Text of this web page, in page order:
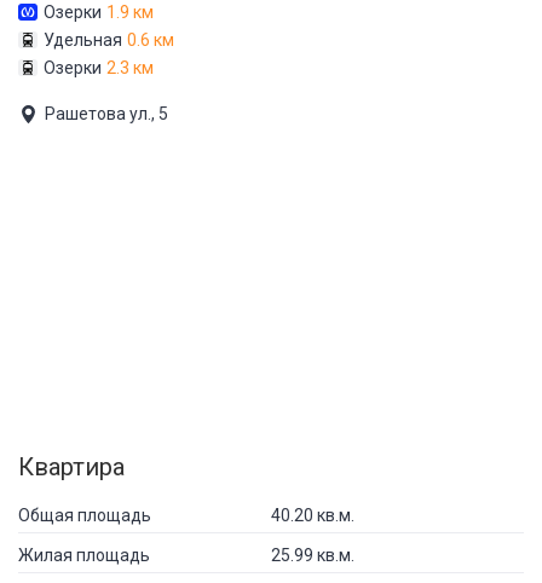
Озерки 1.9 км
Удельная 0.6 км
Озерки 2.3 км
Рашетова ул., 5
Квартира
Общая площадь 40.20 кв.м.
Жилая площадь 25.99 кв.м.